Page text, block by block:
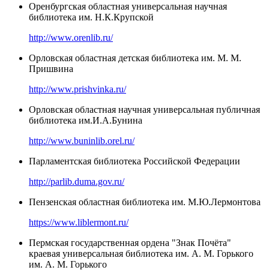
Оренбургская областная универсальная научная
библиотека им. Н.К.Крупской
http://www.orenlib.ru/
Орловская областная детская библиотека им. М. М.
Пришвина
http://www.prishvinka.ru/
Орловская областная научная универсальная публичная
библиотека им.И.А.Бунина
http://www.buninlib.orel.ru/
Парламентская библиотека Российской Федерации
http://parlib.duma.gov.ru/
Пензенская областная библиотека им. М.Ю.Лермонтова
https://www.liblermont.ru/
Пермская государственная ордена "Знак Почёта"
краевая универсальная библиотека им. А. М. Горького
им. А. М. Горького